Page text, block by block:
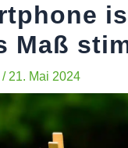
Maß
/ 21. Mai 2024